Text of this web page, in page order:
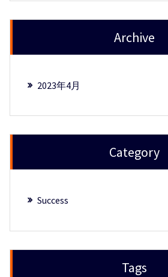
Archive
2023年4月
Category
Success
Tags